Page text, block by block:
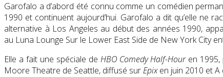
Garofalo a d’abord été connu comme un comédien
1990 et continuent aujourd’hui. Garofalo a dit qu’elle ne
alternative à Los Angeles au début des années 1990,
au Luna Lounge Sur le Lower East Side de New York City
Elle a fait une spéciale de HBO Comedy Half-Houren 1995,
Moore Theatre de Seattle, diffusé surEpixen juin 2010 et A